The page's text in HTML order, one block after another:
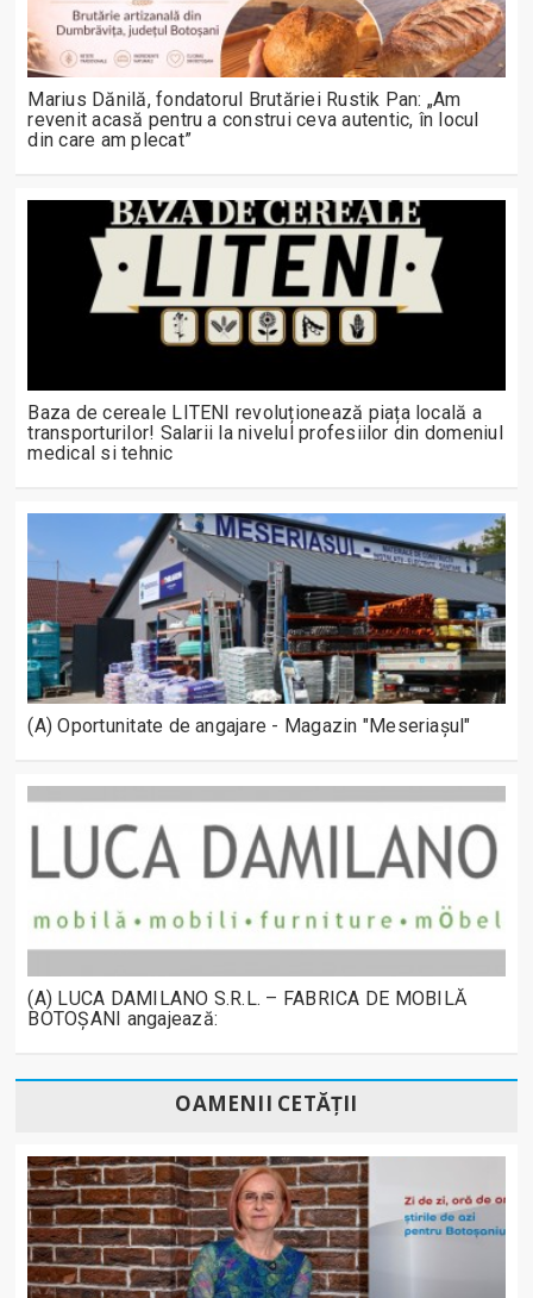
Marius Dănilă, fondatorul Brutăriei Rustik Pan: „Am
revenit acasă pentru a construi ceva autentic, în locul
din care am plecat”
Baza de cereale LITENI revoluționează piața locală a
transporturilor! Salarii la nivelul profesiilor din domeniul
medical si tehnic
(A) Oportunitate de angajare - Magazin "Meseriașul"
(A) LUCA DAMILANO S.R.L. – FABRICA DE MOBILĂ
BOTOȘANI angajează:
OAMENII CETĂȚII